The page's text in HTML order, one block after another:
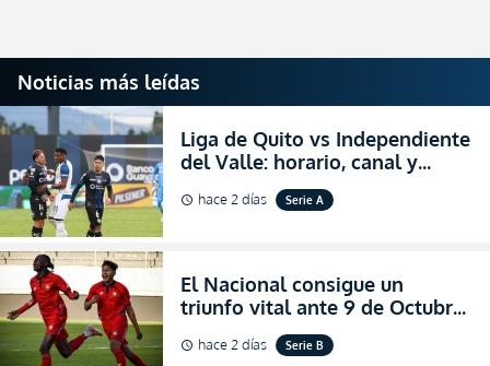
Noticias más leídas
Liga de Quito vs Independiente
del Valle: horario, canal y
dónde ver EN VIVO el
partidazo por la fecha 24 de la
schedule hace 2 días Serie A
El Nacional consigue un
triunfo vital ante 9 de Octubre
para encender la fe en la
salvación
schedule hace 2 días Serie B